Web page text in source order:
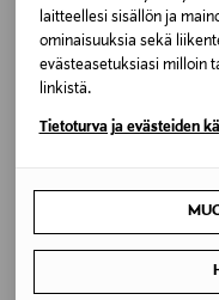
laitteellesi sisällön ja
ominaisuuksia sekä
evästeasetuksiasi milloin
linkistä.
Tietoturva ja evästeiden
Pesulämpötila
30 °C
Vietnam
ETUKUPONKITUOTE
Performance-joggerit